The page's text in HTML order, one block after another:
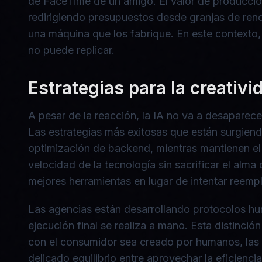
redirigiendo presupuestos desde granjas de
una máquina que los fabrique. En este
no puede replicar.
Estrategias para la
A pesar de la reacción, la IA no va a
Las estrategias más exitosas que están
optimización de backend, mientras mantienen
velocidad de la tecnología sin sacrificar el
mejores herramientas en lugar de intentar
Las agencias están desarrollando protocolos
ejecución final se realiza a mano. Esta
con el consumidor sea creado por humanos,
delicado equilibrio entre aprovechar la